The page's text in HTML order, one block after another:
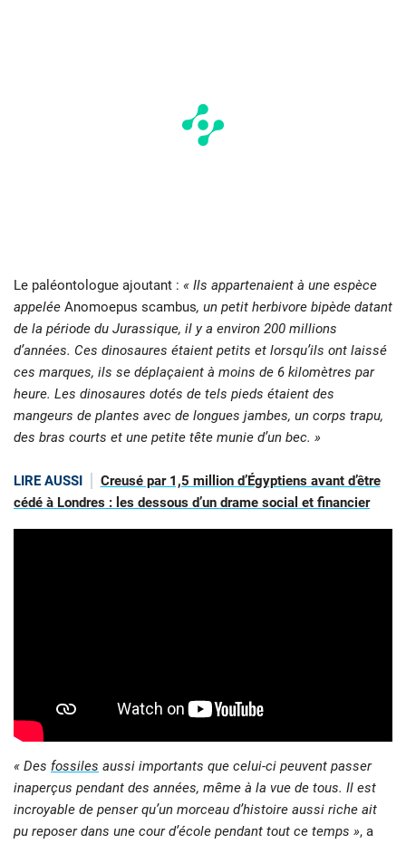
Le paléontologue ajoutant : « Ils appartenaient à une espèce
appelée Anomoepus scambus, un petit herbivore bipède datant
de la période du Jurassique, il y a environ 200 millions
d’années. Ces dinosaures étaient petits et lorsqu’ils ont laissé
ces marques, ils se déplaçaient à moins de 6 kilomètres par
heure. Les dinosaures dotés de tels pieds étaient des
mangeurs de plantes avec de longues jambes, un corps trapu,
des bras courts et une petite tête munie d’un bec. »
LIRE AUSSI
Creusé par 1,5 million d’Égyptiens avant d’être
cédé à Londres : les dessous d’un drame social et financier
« Des fossiles aussi importants que celui-ci peuvent passer
inaperçus pendant des années, même à la vue de tous. Il est
incroyable de penser qu’un morceau d’histoire aussi riche ait
pu reposer dans une cour d’école pendant tout ce temps », a